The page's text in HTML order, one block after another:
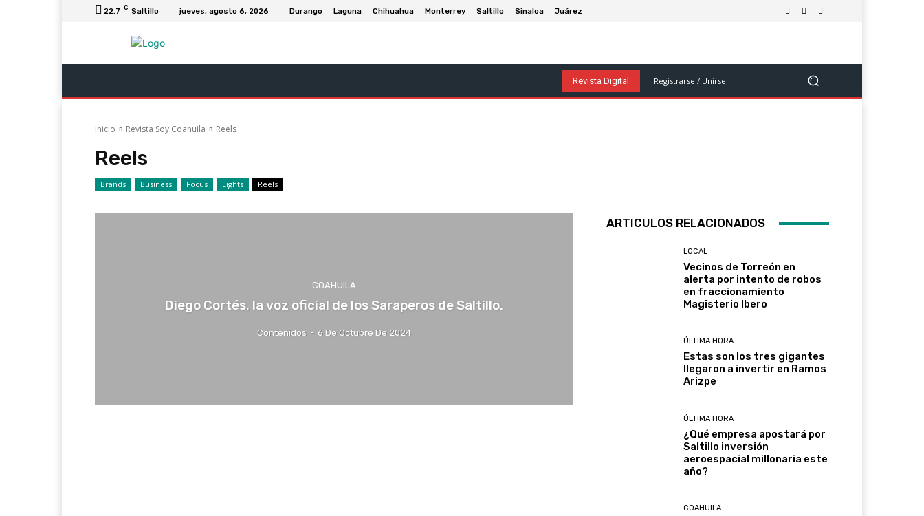
22.7 C Saltillo jueves, agosto 6, 2026 Durango Laguna Chihuahua Monterrey Saltillo Sinaloa Juárez
Economía Política Salud Y Bienestar Ciencia Y Tecnología
Revista Digital Registrarse / Unirse
Inicio Revista Soy Coahuila Reels
Reels
Brands Business Focus Lights Reels
COAHUILA
Diego Cortés, la voz oficial de los Saraperos de Saltillo.
Contenidos - 6 De Octubre De 2024
ARTICULOS RELACIONADOS
LOCAL
Vecinos de Torreón en
alerta por intento de robos
en fraccionamiento
Magisterio Ibero
ÚLTIMA HORA
Estas son los tres gigantes
llegaron a invertir en Ramos
Arizpe
ÚLTIMA HORA
¿Qué empresa apostará por
Saltillo inversión
aeroespacial millonaria este
año?
COAHUILA